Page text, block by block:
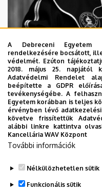
2026. augusztus 5.
Díszdoktorát
Egyetem
INTÉZMÉNYI TTK
A Debreceni Egyetem
rendelkezésére bocsátott,
védelmét. Ezúton
2018. május 25. napjától
Adatvédelmi Rendelet
beépítette a GDPR
tevékenységébe. A
Egyetem korábban is teljes
érvényben lévő
követve frissítettük
alábbi linkre kattintva
Kancellária WAV Központ
További információk
Nélkülözhetetlen sütik
Funkcionális sütik